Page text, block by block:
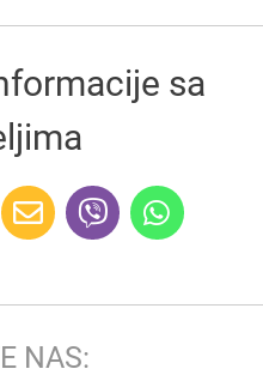
sa
NAS: